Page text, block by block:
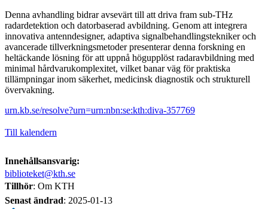
Denna avhandling bidrar avsevärt till att driva fram sub-THz
radardetektion och datorbaserad avbildning. Genom att integrera
innovativa antenndesigner, adaptiva signalbehandlingstekniker och
avancerade tillverkningsmetoder presenterar denna forskning en
heltäckande lösning för att uppnå högupplöst radaravbildning med
minimal hårdvarukomplexitet, vilket banar väg för praktiska
tillämpningar inom säkerhet, medicinsk diagnostik och strukturell
övervakning.
urn.kb.se/resolve?urn=urn:nbn:se:kth:diva-357769
Till kalendern
Innehållsansvarig:
biblioteket@kth.se
Tillhör: Om KTH
Senast ändrad: 2025-01-13